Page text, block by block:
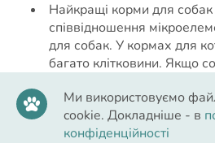
Найкращі корми для собак
співвідношення
для собак. У кормах для
багато клітковини. Якщо
котячий корм, це може
порушення в роботі
Ми використовуємо
cookie. Докладніше - в
конфіденційності